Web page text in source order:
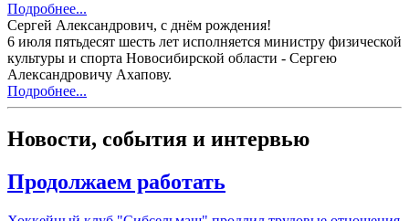
Подробнее...
Сергей Александрович, с днём рождения!
​6 июля пятьдесят шесть лет исполняется министру физической
культуры и спорта Новосибирской области - Сергею
Александровичу Ахапову.
Подробнее...
Новости, события и интервью
Продолжаем работать